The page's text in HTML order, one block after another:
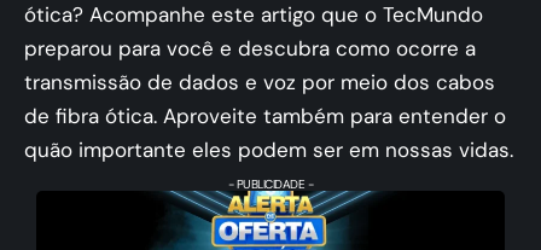
ótica? Acompanhe este artigo que o TecMundo
preparou para você e descubra como ocorre a
transmissão de dados e voz por meio dos cabos
de fibra ótica. Aproveite também para entender o
quão importante eles podem ser em nossas vidas.
- PUBLICIDADE -